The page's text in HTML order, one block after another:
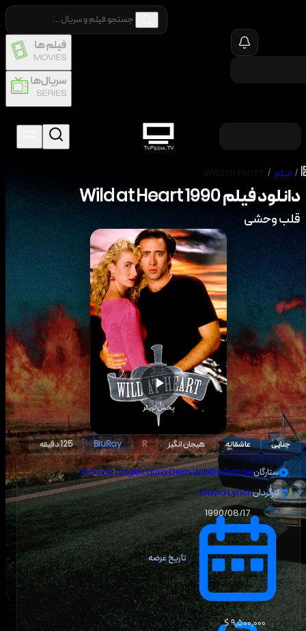
/ فیلم /
دانلود فیلم1990
Wild at Heart
قلب وحشی
پخش تریلر
جنایی عاشقانه هیجان انگیز R
BluRay 125 دقیقه
ستارگان Nicolas Cage،Laura Dern،Willem Dafoe
کارگردانDavid Lynch
تاریخ عرضه
1990/08/17
۹٬۵۰۰٬۰۰۰ $